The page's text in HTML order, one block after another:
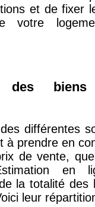
10 073 €
et de fixer
votre
des
différentes
à prendre en
de vente,
en
la totalité des
leur